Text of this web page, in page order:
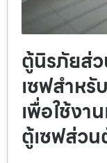
ตู้นิรภัยส่
เซฟสำหรั
เพื่อใช้งา
ตู้เซฟส่ว